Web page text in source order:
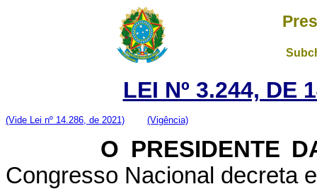
LEI Nº 3.244, DE
(Vide Lei nº 14.286, de 2021) (Vigência)
O PRESIDENTE DA
Congresso Nacional decreta